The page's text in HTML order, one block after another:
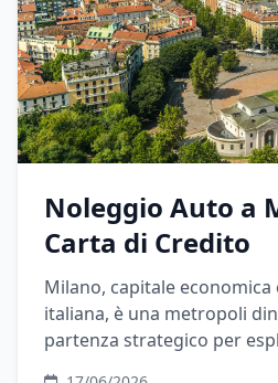
Noleggio Auto a
Carta di Credito
Milano, capitale economica
italiana, è una metropoli
partenza strategico per